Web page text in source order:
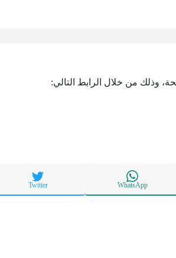
وذلك من خلال الرابط التالي:
WhatsApp
Twitter